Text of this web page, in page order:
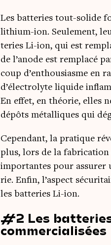
Les bat­te­ries tout-solide
lithium-ion. Seule­ment,
te­ries Li-ion, qui est
de l’anode est rem­pla­cé
coup d’enthousiasme en
d’électrolyte liquide
En effet, en théo­rie, elles
dépôts métal­liques qui
Cepen­dant, la pra­tique
plus, lors de la fabri­ca­tion
impor­tantes pour assu­rer
rie. Enfin, l’aspect
les bat­te­ries Li-ion.
#2 Les
commercialisées